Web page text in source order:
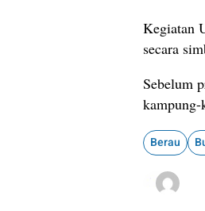
Kegiatan
secara
Sebelum
Berau